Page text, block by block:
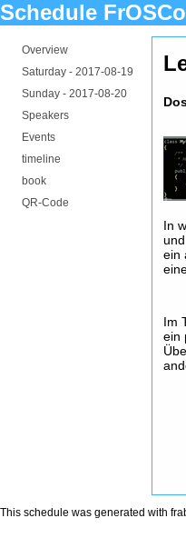
Schedule
Overview
Saturday - 2017-08-19
Sunday - 2017-08-20
Speakers
Events
timeline
book
QR-Code
In
ein
Im
ein
This schedule was generated with